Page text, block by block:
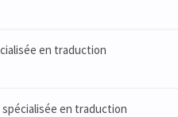
en traduction
en traduction